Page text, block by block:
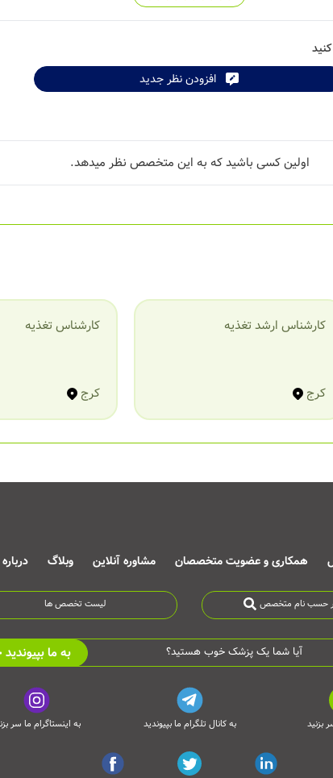
افزودن نظر جدید
اولین کسی باشید که به این متخصص نظر میدهد.
کارشناس ارشد تغذیه
کرج
کارشناس تغذیه
کرج
همکاری و عضویت متخصصان مشاوره آنلاین وبلاگ
حسب نام متخصص لیست تخصص ها
آیا شما یک پزشک خوب هستید؟ به ما بپیوندید
بزنید به کانال تلگرام ما بپیوندید به اینستاگرام ما سر